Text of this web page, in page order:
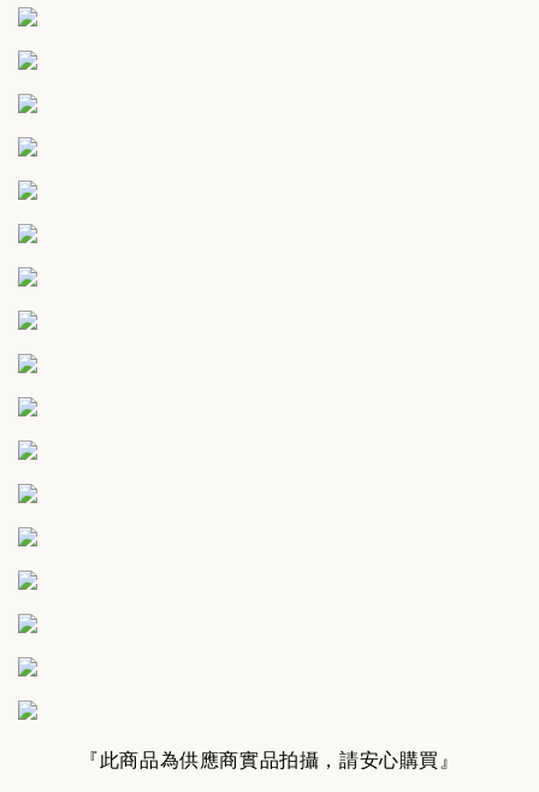
『此商品為供應商實品拍攝，請安心購買』